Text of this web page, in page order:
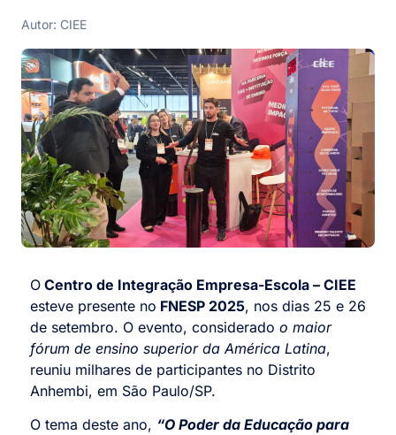
Autor: CIEE
O Centro de Integração Empresa-Escola – CIEE
esteve presente no FNESP 2025, nos dias 25 e 26
de setembro. O evento, considerado o maior
fórum de ensino superior da América Latina,
reuniu milhares de participantes no Distrito
Anhembi, em São Paulo/SP.
O tema deste ano, “O Poder da Educação para